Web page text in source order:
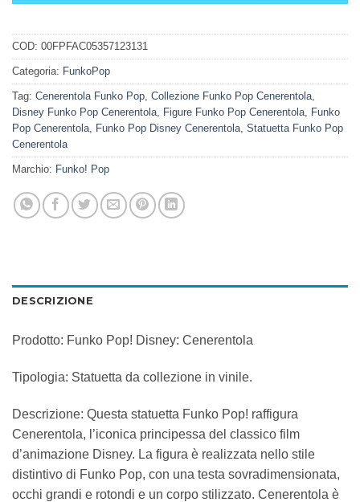
COD: 00FPFAC05357123131
Categoria: FunkoPop
Tag: Cenerentola Funko Pop Collezione Funko Pop Cenerentola
Disney Funko Pop Cenerentola
Figure Funko Pop Cenerentola
Funko
Pop Cenerentola
Funko Pop Disney Cenerentola Statuetta Funko Pop
Cenerentola
Marchio: Funko! Pop
DESCRIZIONE
Prodotto: Funko Pop! Disney: Cenerentola
Tipologia: Statuetta da collezione in vinile.
Descrizione: Questa statuetta Funko Pop! raffigura
Cenerentola, l’iconica principessa del classico film
d’animazione Disney. La figura è realizzata nello stile
distintivo di Funko Pop, con una testa sovradimensionata,
occhi grandi e rotondi e un corpo stilizzato. Cenerentola è